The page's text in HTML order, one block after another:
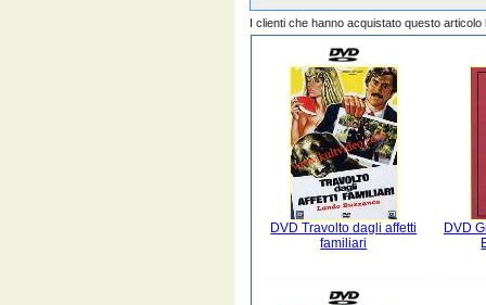
I clienti che hanno acquistato questo
DVD Travolto dagli affetti
familiari
DVD